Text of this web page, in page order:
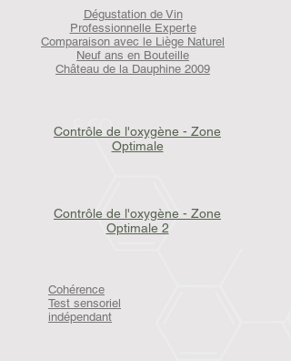
Dégustation de Vin
Professionnelle Experte
Comparaison avec le Liège Naturel
Neuf ans en Bouteille
Château de la Dauphine 2009
Contrôle de l'oxygène - Zone
Optimale
Contrôle de l'oxygène - Zone
Optimale 2
Cohérence
Test sensoriel
indépendant